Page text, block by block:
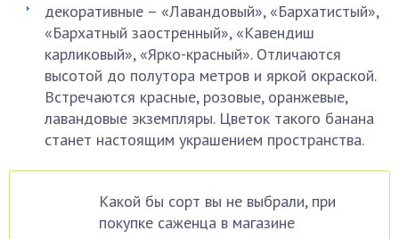
декоративные – «Лавандовый», «Бархатистый»,
«Бархатный заостренный», «Кавендиш
карликовый», «Ярко-красный». Отличаются
высотой до полутора метров и яркой окраской.
Встречаются красные, розовые, оранжевые,
лавандовые экземпляры. Цветок такого банана
станет настоящим украшением пространства.
Какой бы сорт вы не выбрали, при
покупке саженца в магазине